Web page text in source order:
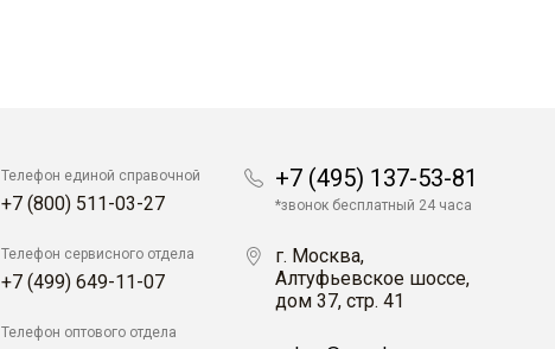
Телефон единой справочной
+7 (800) 511-03-27
Телефон сервисного отдела
+7 (499) 649-11-07
Телефон оптового отдела
+7 (495) 137-53-81
*звонок бесплатный 24 часа
г. Москва,
Алтуфьевское шоссе,
дом 37, стр. 41